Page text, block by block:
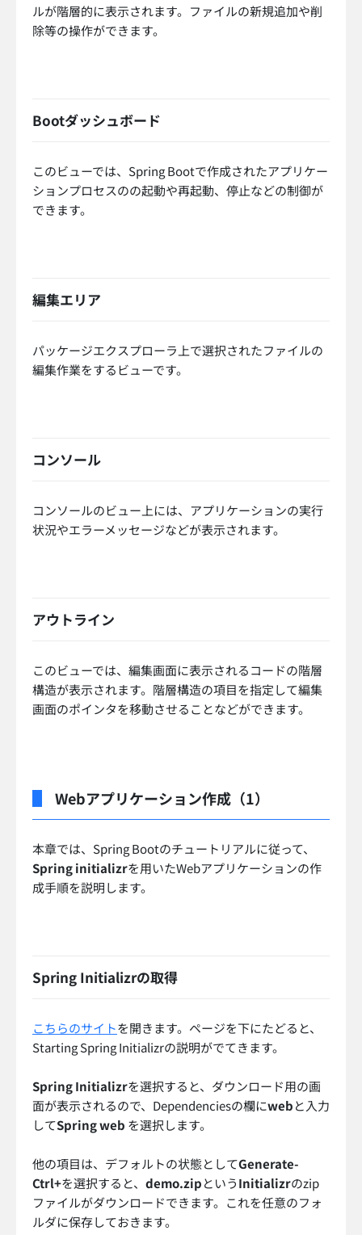
ルが階層的に表示されます。ファイルの新規追加や削
除等の操作ができます。
Bootダッシュボード
このビューでは、Spring Bootで作成されたアプリケー
ションプロセスのの起動や再起動、停止などの制御が
できます。
編集エリア
パッケージエクスプローラ上で選択されたファイルの
編集作業をするビューです。
コンソール
コンソールのビュー上には、アプリケーションの実行
状況やエラーメッセージなどが表示されます。
アウトライン
このビューでは、編集画面に表示されるコードの階層
構造が表示されます。階層構造の項目を指定して編集
画面のポインタを移動させることなどができます。
Webアプリケーション作成（1）
本章では、Spring Bootのチュートリアルに従って、
Spring initializrを用いたWebアプリケーションの作
成手順を説明します。
Spring Initializrの取得
こちらのサイトを開きます。ページを下にたどると、
Starting Spring Initializrの説明がでてきます。
Spring Initializrを選択すると、ダウンロード用の画
面が表示されるので、Dependenciesの欄にwebと入力
してSpring web を選択します。
他の項目は、デフォルトの状態としてGenerate-
Ctrl+を選択すると、 demo.zipというInitializrのzip
ファイルがダウンロードできます。これを任意のフォ
ルダに保存しておきます。